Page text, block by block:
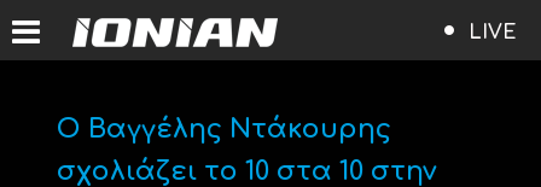
LIVE
Ο Βαγγέλης Ντάκουρης
σχολιάζει το 10 στα 10 στην